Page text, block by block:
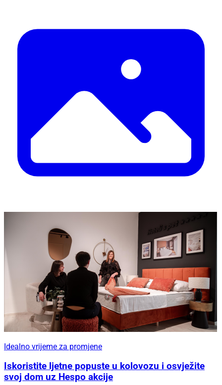
Idealno vrijeme za promjene
Iskoristite ljetne popuste u kolovozu i osvježite
svoj dom uz Hespo akcije